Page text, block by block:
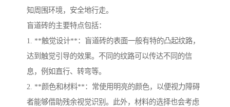
知周围环境，安全地行走。
盲道砖的主要特点包括：
1. **触觉设计**：盲道砖的表面一般有特的凸起纹路，
达到触觉引导的效果。不同的纹路可以传达不同的信
息，例如直行、转弯等。
2. **颜色和材料**：常使用明亮的颜色，以便视力障碍
者能够借助残余视觉识别。此外，材料的选择也会考虑